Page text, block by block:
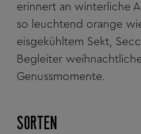
erinnert an winterliche
so leuchtend orange
eisgekühltem Sekt,
Begleiter
Genussmomente.
SORTEN